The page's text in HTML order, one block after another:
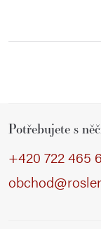
Potřebujete s
+420 722 465